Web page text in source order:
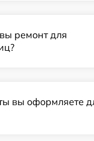
ремонт для
вы оформляете